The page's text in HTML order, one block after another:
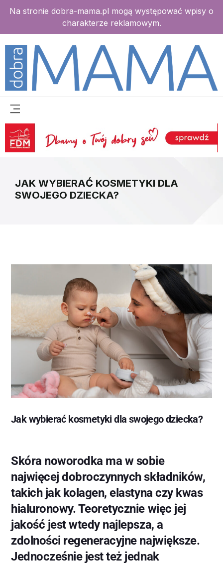
Na stronie dobra-mama.pl mogą występować wpisy o
charakterze reklamowym.
JAK WYBIERAĆ KOSMETYKI DLA
SWOJEGO DZIECKA?
Jak wybierać kosmetyki dla swojego dziecka?
Skóra noworodka ma w sobie
najwięcej dobroczynnych składników,
takich jak kolagen, elastyna czy kwas
hialuronowy. Teoretycznie więc jej
jakość jest wtedy najlepsza, a
zdolności regeneracyjne największe.
Jednocześnie jest też jednak